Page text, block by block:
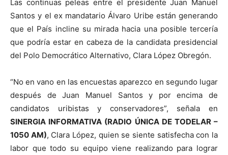
Las continuas peleas entre el presidente Juan Manuel
Santos y el ex mandatario Álvaro Uribe están generando
que el País incline su mirada hacia una posible tercería
que podría estar en cabeza de la candidata presidencial
del Polo Democrático Alternativo, Clara López Obregón.
“No en vano en las encuestas aparezco en segundo lugar
después de Juan Manuel Santos y por encima de
candidatos uribistas y conservadores”, señala en
SINERGIA INFORMATIVA (RADIO ÚNICA DE TODELAR –
1050 AM), Clara López, quien se siente satisfecha con la
labor que todo su equipo viene realizando para lograr